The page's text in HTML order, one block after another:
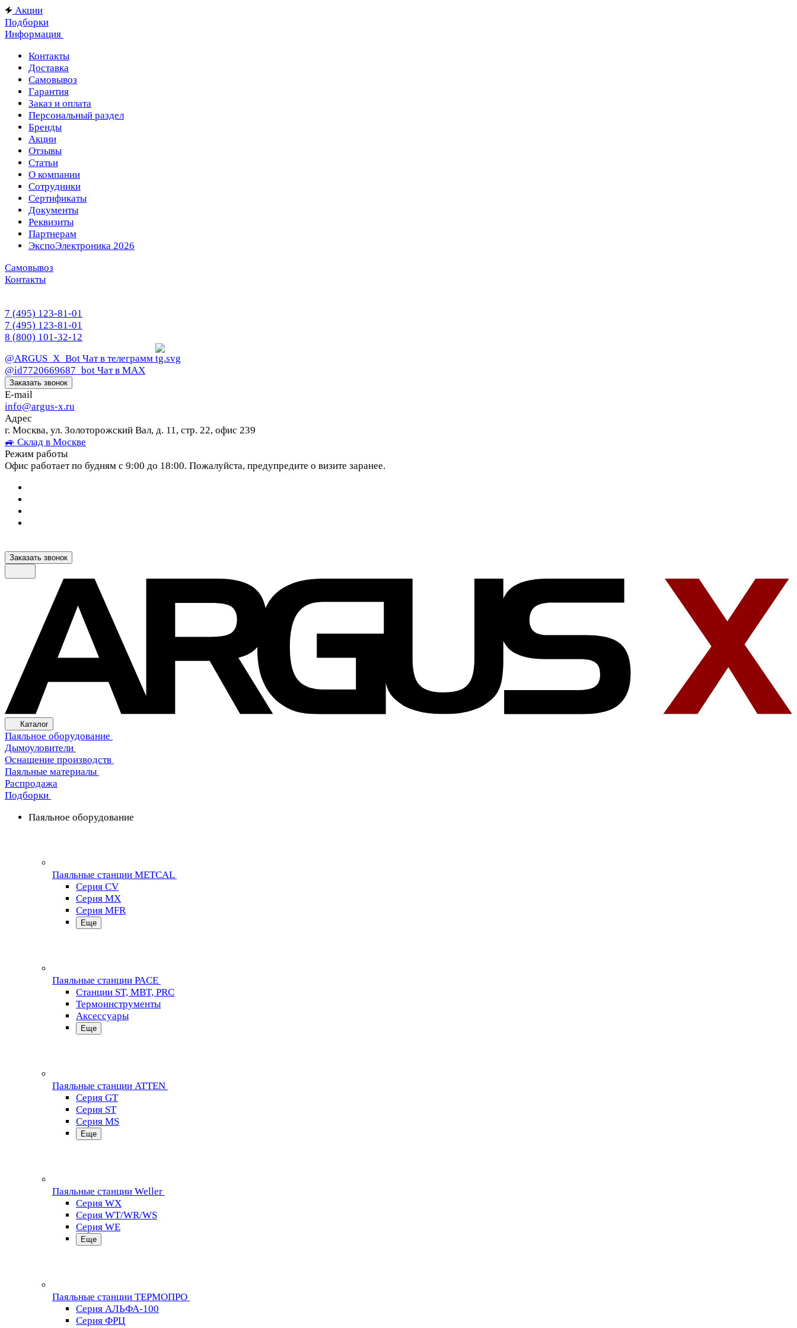
Акции
Подборки
Информация
Контакты
Доставка
Самовывоз
Гарантия
Заказ и оплата
Персональный раздел
Бренды
Акции
Отзывы
Статьи
О компании
Сотрудники
Сертификаты
Документы
Реквизиты
Партнерам
ЭкспоЭлектроника 2026
Самовывоз
Контакты
7 (495) 123-81-01
7 (495) 123-81-01
8 (800) 101-32-12
@ARGUS_X_Bot Чат в телеграмм
@id7720669687_bot Чат в МАХ
Заказать звонок
E-mail
info@argus-x.ru
Адрес
г. Москва, ул. Золоторожский Вал, д. 11, стр. 22, офис 239
🚙 Склад в Москве
Режим работы
Офис работает по будням с 9:00 до 18:00. Пожалуйста, предупредите о визите заранее.
Заказать звонок
Каталог
Паяльное оборудование
Дымоуловители
Оснащение производств
Паяльные материалы
Распродажа
Подборки
Паяльное оборудование
Паяльные станции METCAL
Серия CV
Серия MX
Серия MFR
Еще
Паяльные станции PACE
Станции ST, MBT, PRC
Термоинструменты
Аксессуары
Еще
Паяльные станции ATTEN
Серия GT
Серия ST
Серия MS
Еще
Паяльные станции Weller
Серия WX
Серия WT/WR/WS
Серия WE
Еще
Паяльные станции ТЕРМОПРО
Серия АЛЬФА-100
Серия ФРЦ